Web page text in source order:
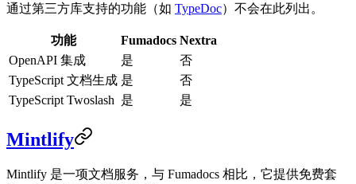
通过第三方库支持的功能（如 TypeDoc）不会在此列出。
功能 Fumadocs Nextra
OpenAPI 集成
是
否
TypeScript 文档生成 是
否
TypeScript Twoslash 是 是
Mintlify
Mintlify 是一项文档服务，与 Fumadocs 相比，它提供免费套